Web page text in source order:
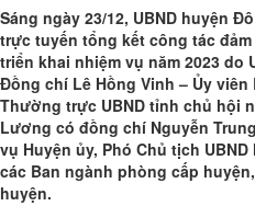
Sáng ngày 23/12, UBND huyện
trực tuyến tổng kết công tác đảm
triển khai nhiệm vụ năm 2023 do
Đồng chí Lê Hồng Vinh – Ủy viên
Thường trực UBND tỉnh chủ hội
Lương có đồng chí Nguyễn
vụ Huyện ủy, Phó Chủ tịch
các Ban ngành phòng cấp
huyện.